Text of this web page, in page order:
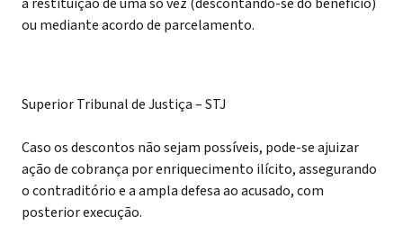
ou mediante acordo de parcelamento.
Superior Tribunal de Justiça – STJ
Caso os descontos não sejam possíveis, pode-se ajuizar
ação de cobrança por enriquecimento ilícito, assegurando
o contraditório e a ampla defesa ao acusado, com
posterior execução.